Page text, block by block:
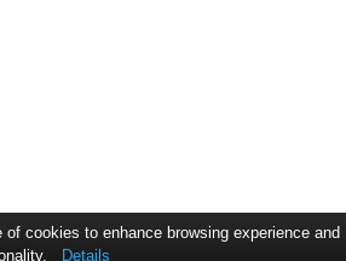
cookies to enhance browsing experience and
Details